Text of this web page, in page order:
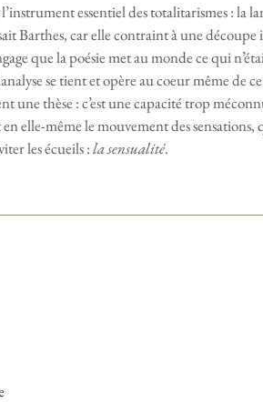
essentiel des totalitarismes : la
Barthes, car elle contraint à une découpe
que la poésie met au monde ce qui
se tient et opère au coeur même de
une thèse : c’est une capacité trop
en elle-même le mouvement des
les écueils :la sensualité.